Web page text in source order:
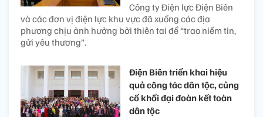
Công ty Điện lực Điện Biên
và các đơn vị điện lực khu vực đã xuống các địa
phương chịu ảnh hưởng bởi thiên tai để “trao niềm tin,
gửi yêu thương”.
Điện Biên triển khai hiệu
quả công tác dân tộc, củng
cố khối đại đoàn kết toàn
dân tộc